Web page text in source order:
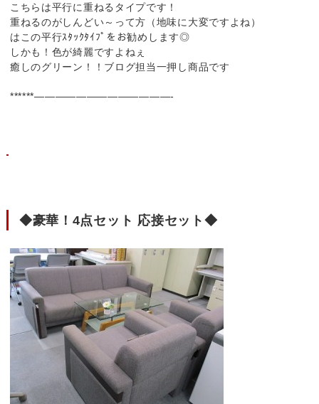
こちらは平行に重ねるタイプです！
重ねるのがしんどい～って方（地味に大変ですよね）
はこの平行ｽﾀｯｸﾀｲﾌﾟをお勧めします◎
しかも！色が綺麗ですよねぇ
癒しのグリーン！！ブログ担当一押し商品です
******—————————————-
◆豪華！4点セット 応接セット◆